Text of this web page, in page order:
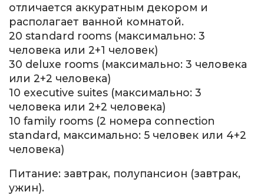
отличается аккуратным декором и
располагает ванной комнатой.
20 standard rooms (максимально: 3
человека или 2+1 человек)
30 deluxe rooms (максимально: 3 человека
или 2+2 человека)
10 executive suites (максимально: 3
человека или 2+2 человека)
10 family rooms (2 номера connection
standard, максимально: 5 человек или 4+2
человека)
Питание: завтрак, полупансион (завтрак,
ужин).